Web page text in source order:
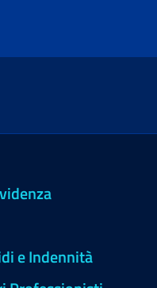
e Indennità